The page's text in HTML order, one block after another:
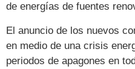
de energías de fuentes
El anuncio de los nuevos
en medio de una crisis
periodos de apagones en